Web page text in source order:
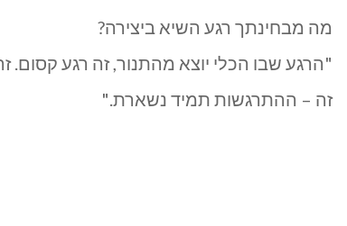
מה מבחינתך רגע השיא ביצירה?
"הרגע שבו הכלי יוצא מהתנור, זה רגע
זה – ההתרגשות תמיד נשארת."